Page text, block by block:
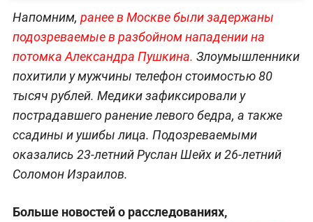
Напомним, ранее в Москве были задержаны
подозреваемые в разбойном нападении на
потомка Александра Пушкина. Злоумышленники
похитили у мужчины телефон стоимостью 80
тысяч рублей. Медики зафиксировали у
пострадавшего ранение левого бедра, а также
ссадины и ушибы лица. Подозреваемыми
оказались 23-летний Руслан Шейх и 26-летний
Соломон Израилов.
Больше новостей о расследованиях,